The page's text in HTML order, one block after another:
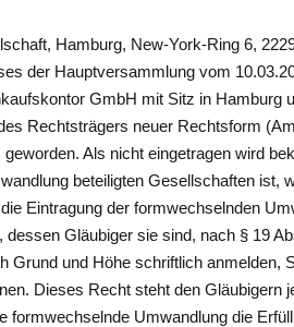
Hamburg, New-York-Ring 6,
der Hauptversammlung vom
GmbH mit Sitz in Hamburg
Rechtsträgers neuer Rechtsform
Als nicht eingetragen wird
beteiligten Gesellschaften ist,
Eintragung der formwechselnden
Gläubiger sie sind, nach § 19
Grund und Höhe schriftlich anmelden,
Dieses Recht steht den Gläubigern
formwechselnde Umwandlung die